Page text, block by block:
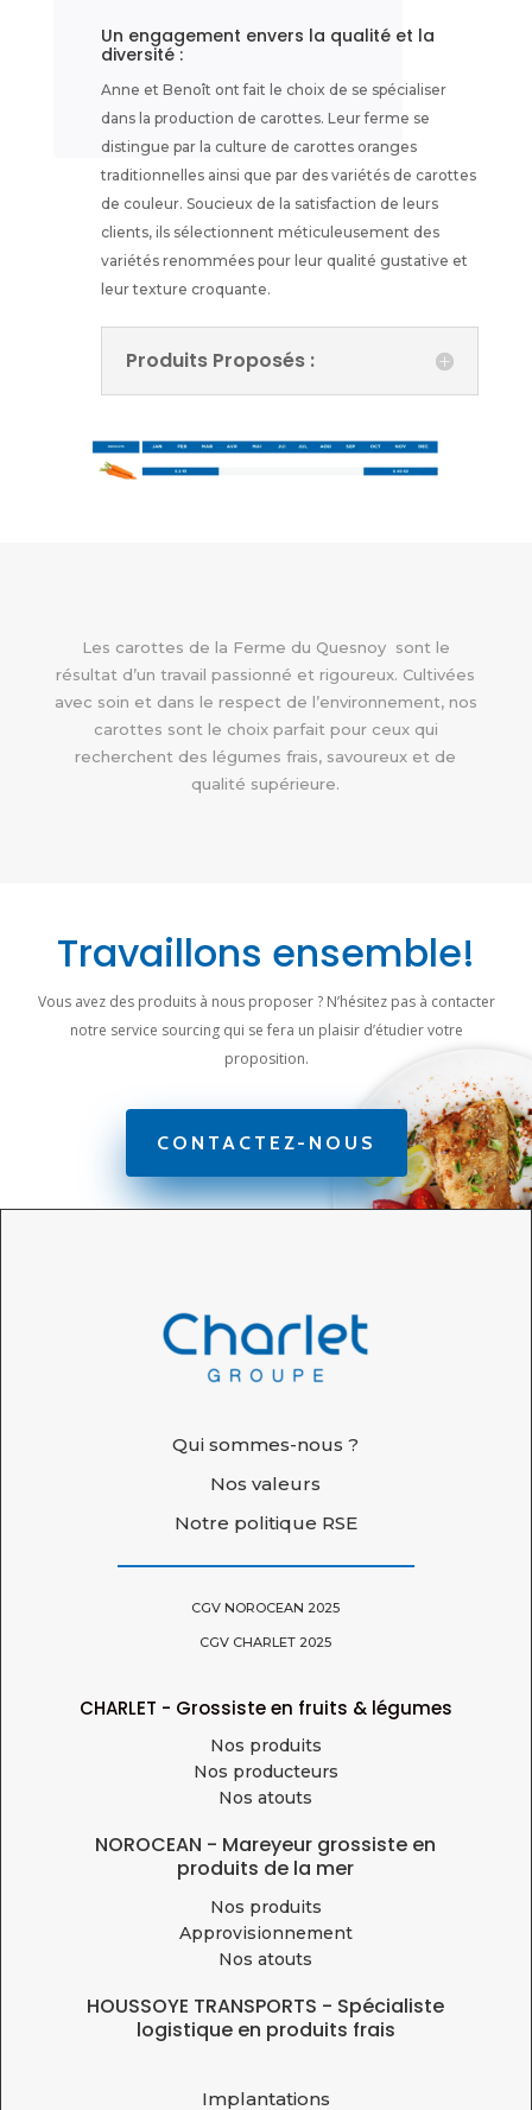
Un engagement envers la qualité et la
diversité :
Anne et Benoît ont fait le choix de se spécialiser
dans la production de carottes. Leur ferme se
distingue par la culture de carottes oranges
traditionnelles ainsi que par des variétés de carottes
de couleur. Soucieux de la satisfaction de leurs
clients, ils sélectionnent méticuleusement des
variétés renommées pour leur qualité gustative et
leur texture croquante.
Produits Proposés :
Les carottes de la Ferme du Quesnoy sont le
résultat d’un travail passionné et rigoureux. Cultivées
avec soin et dans le respect de l’environnement, nos
carottes sont le choix parfait pour ceux qui
recherchent des légumes frais, savoureux et de
qualité supérieure.
Travaillons ensemble!
Vous avez des produits à nous proposer ? N’hésitez pas à contacter
notre service sourcing qui se fera un plaisir d’étudier votre
proposition.
CONTACTEZ-NOUS
Qui sommes-nous ?
Nos valeurs
Notre politique RSE
CGV NOROCEAN 2025
CGV CHARLET 2025
CHARLET - Grossiste en fruits & légumes
Nos produits
Nos producteurs
Nos atouts
NOROCEAN - Mareyeur grossiste en
produits de la mer
Nos produits
Approvisionnement
Nos atouts
HOUSSOYE TRANSPORTS - Spécialiste
logistique en produits frais
Implantations